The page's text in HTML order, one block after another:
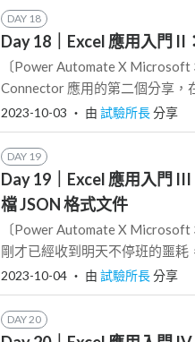
DAY 18
Day 18｜Excel 應用入門
〔Power Automate X
Connector 應用的第二個分享，
2023-10-03 ‧ 由 試驗所長分享
DAY 19
Day 19｜Excel 應用入門
檔 JSON 格式文件
〔Power Automate X
剛才已經收到明天不停班的噩耗
2023-10-04 ‧ 由 試驗所長分享
DAY 20